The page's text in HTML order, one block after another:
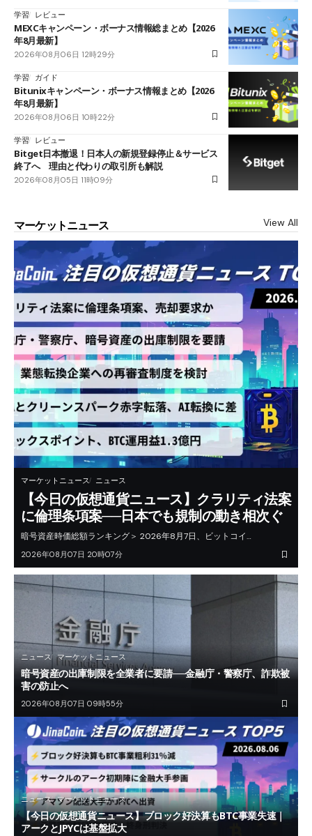
学習 レビュー
MEXCキャンペーン・ボーナス情報総まとめ【2026
年8月最新】
2026年08月06日 12時29分
学習 ガイド
Bitunixキャンペーン・ボーナス情報まとめ【2026
年8月最新】
2026年08月06日 10時22分
学習 レビュー
Bitget日本撤退！日本人の新規登録停止＆サービス
終了へ 理由と代わりの取引所も解説
2026年08月05日 11時09分
マーケットニュース View All
マーケットニュース ニュース
【今日の仮想通貨ニュース】クラリティ法案
に倫理条項案──日本でも規制の動き相次ぐ
暗号資産時価総額ランキング＞ 2026年8月7日、ビットコイ…
2026年08月07日 20時07分
ニュース マーケットニュース
暗号資産の出庫制限を全業者に要請──金融庁・警察庁、詐欺被
害の防止へ
2026年08月07日 09時55分
ニュース マーケットニュース
【今日の仮想通貨ニュース】ブロック好決算もBTC事業失速｜
アークとJPYCは基盤拡大